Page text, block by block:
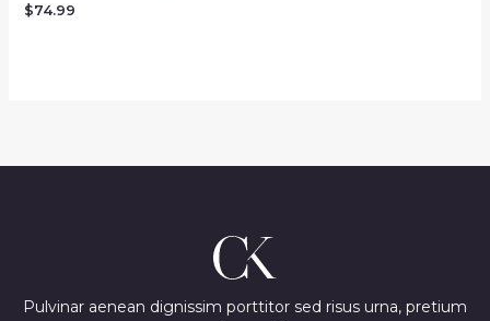
$74.99
Pulvinar aenean dignissim porttitor sed risus urna, pretium